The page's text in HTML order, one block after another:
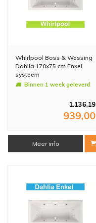
Whirlpool Boss & Wessing
Dahlia 170x75 cm Enkel
systeem
Binnen 1 week geleverd
1.136,19
939,00
Meer info